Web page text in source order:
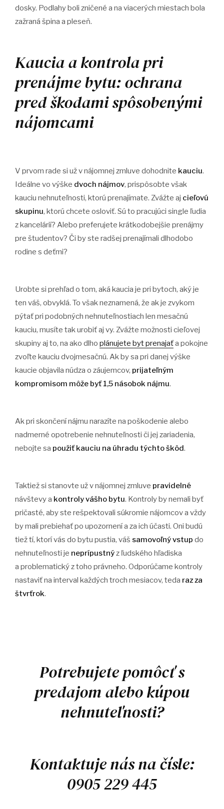
dosky. Podlahy boli zničené a na viacerých miestach bola
zažraná špina a pleseň.
Kaucia a kontrola pri
prenájme bytu: ochrana
pred škodami spôsobenými
nájomcami
V prvom rade si už v nájomnej zmluve dohodnite kauciu.
Ideálne vo výške dvoch nájmov, prispôsobte však
kauciu nehnuteľnosti, ktorú prenajímate. Zvážte aj cieľovú
skupinu, ktorú chcete osloviť. Sú to pracujúci single ľudia
z kancelárií? Alebo preferujete krátkodobejšie prenájmy
pre študentov? Či by ste radšej prenajímali dlhodobo
rodine s deťmi?
Urobte si prehľad o tom, aká kaucia je pri bytoch, aký je
ten váš, obvyklá. To však neznamená, že ak je zvykom
pýtať pri podobných nehnuteľnostiach len mesačnú
kauciu, musíte tak urobiť aj vy. Zvážte možnosti cieľovej
skupiny aj to, na ako dlho plánujete byt prenajaťa pokojne
zvoľte kauciu dvojmesačnú. Ak by sa pri danej výške
kaucie objavila núdza o záujemcov, prijateľným
kompromisom môže byť 1,5 násobok nájmu.
Ak pri skončení nájmu narazíte na poškodenie alebo
nadmerné opotrebenie nehnuteľnosti či jej zariadenia,
nebojte sa použiť kauciu na úhradu týchto škôd.
Taktiež si stanovte už v nájomnej zmluve pravidelné
návštevy a kontroly vášho bytu. Kontroly by nemali byť
pričasté, aby ste rešpektovali súkromie nájomcov a vždy
by mali prebiehať po upozornení a za ich účasti. Oni budú
tiež tí, ktorí vás do bytu pustia, váš samovoľný vstup do
nehnuteľnosti je neprípustnýz ľudského hľadiska
a problematický z toho právneho. Odporúčame kontroly
nastaviť na interval každých troch mesiacov, teda raz za
štvrťrok.
Potrebujete pomôcť s
predajom alebo kúpou
nehnuteľnosti?
Kontaktuje nás na čísle:
0905 229 445